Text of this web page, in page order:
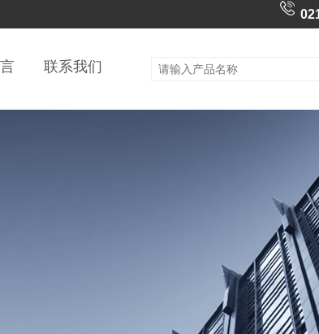
联系我们